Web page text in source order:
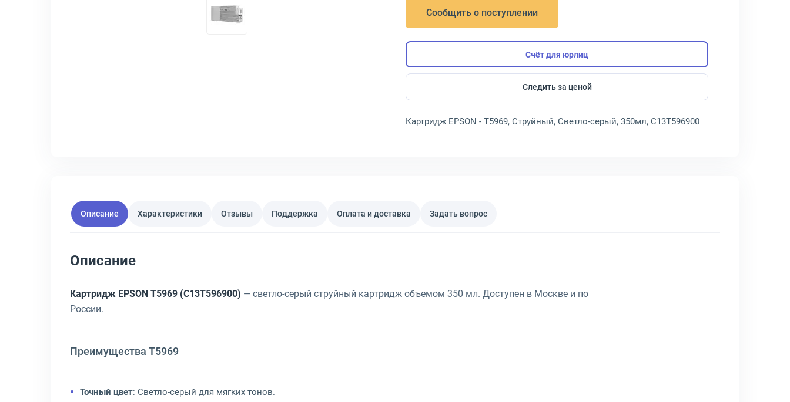
Сообщить о поступлении
Счёт для юрлиц
Следить за ценой
Картридж EPSON - T5969, Струйный, Светло-серый, 350мл, C13T596900
Описание Характеристики Отзывы Поддержка Оплата и доставка Задать вопрос
Описание
Картридж EPSON T5969 (C13T596900) — светло-серый струйный картридж объемом 350 мл. Доступен в Москве и по
России.
Преимущества T5969
Точный цвет: Светло-серый для мягких тонов.